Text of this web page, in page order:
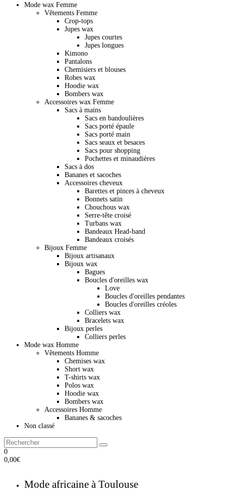
Mode wax Femme
Vêtements Femme
Crop-tops
Jupes wax
Jupes courtes
Jupes longues
Kimono
Pantalons
Chemisiers et blouses
Robes wax
Hoodie wax
Bombers wax
Accessoires wax Femme
Sacs à mains
Sacs en bandoulières
Sacs porté épaule
Sacs porté main
Sacs seaux et besaces
Sacs pour shopping
Pochettes et minaudières
Sacs à dos
Bananes et sacoches
Accessoires cheveux
Barettes et pinces à cheveux
Bonnets satin
Chouchous wax
Serre-tête croisé
Turbans wax
Bandeaux Head-band
Bandeaux croisés
Bijoux Femme
Bijoux artisanaux
Bijoux wax
Bagues
Boucles d'oreilles wax
Love
Boucles d'oreilles pendantes
Boucles d'oreilles créoles
Colliers wax
Bracelets wax
Bijoux perles
Colliers perles
Mode wax Homme
Vêtements Homme
Chemises wax
Short wax
T-shirts wax
Polos wax
Hoodie wax
Bombers wax
Accessoires Homme
Bananes & sacoches
Non classé
0
0,00€
Mode africaine à Toulouse